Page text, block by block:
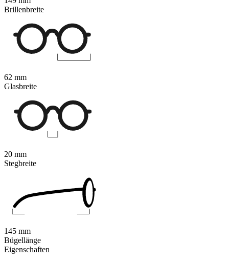
Eigenschaften
Brillenbreite
62 mm
Glasbreite
20 mm
Stegbreite
145 mm
Bügellänge